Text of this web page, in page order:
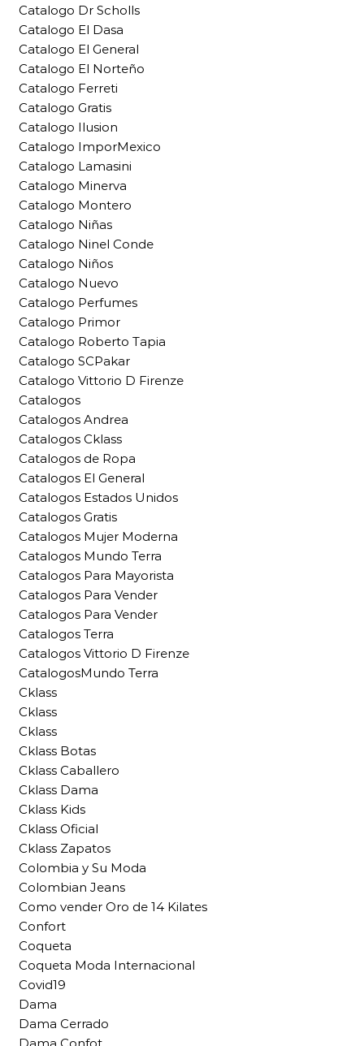
Catalogo Dr Scholls
Catalogo El Dasa
Catalogo El General
Catalogo El Norteño
Catalogo Ferreti
Catalogo Gratis
Catalogo Ilusion
Catalogo ImporMexico
Catalogo Lamasini
Catalogo Minerva
Catalogo Montero
Catalogo Niñas
Catalogo Ninel Conde
Catalogo Niños
Catalogo Nuevo
Catalogo Perfumes
Catalogo Primor
Catalogo Roberto Tapia
Catalogo SCPakar
Catalogo Vittorio D Firenze
Catalogos
Catalogos Andrea
Catalogos Cklass
Catalogos de Ropa
Catalogos El General
Catalogos Estados Unidos
Catalogos Gratis
Catalogos Mujer Moderna
Catalogos Mundo Terra
Catalogos Para Mayorista
Catalogos Para Vender
Catalogos Para Vender
Catalogos Terra
Catalogos Vittorio D Firenze
CatalogosMundo Terra
Cklass
Cklass
Cklass
Cklass Botas
Cklass Caballero
Cklass Dama
Cklass Kids
Cklass Oficial
Cklass Zapatos
Colombia y Su Moda
Colombian Jeans
Como vender Oro de 14 Kilates
Confort
Coqueta
Coqueta Moda Internacional
Covid19
Dama
Dama Cerrado